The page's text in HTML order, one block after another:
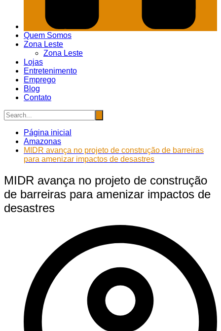
Quem Somos
Zona Leste
Zona Leste
Lojas
Entretenimento
Emprego
Blog
Contato
Página inicial
Amazonas
MIDR avança no projeto de construção de barreiras
para amenizar impactos de desastres
MIDR avança no projeto de construção
de barreiras para amenizar impactos de
desastres